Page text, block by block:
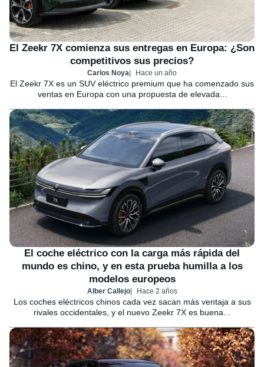
El Zeekr 7X comienza sus entregas en Europa: ¿Son
competitivos sus precios?
Carlos Noya Hace un año
El Zeekr 7X es un SUV eléctrico premium que ha comenzado sus
ventas en Europa con una propuesta de elevada...
El coche eléctrico con la carga más rápida del
mundo es chino, y en esta prueba humilla a los
modelos europeos
Alber Callejo Hace 2 años
Los coches eléctricos chinos cada vez sacan más ventaja a sus
rivales occidentales, y el nuevo Zeekr 7X es buena...